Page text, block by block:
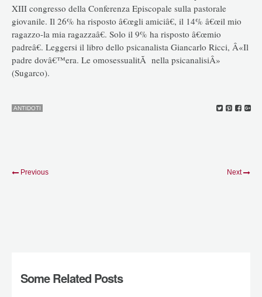
XIII congresso della Conferenza Episcopale sulla pastorale
giovanile. Il 26% ha risposto â€œgli amiciâ€, il 14% â€œil mio
ragazzo-la mia ragazzaâ€. Solo il 9% ha risposto â€œmio
padreâ€. Leggersi il libro dello psicanalista Giancarlo Ricci, Â«Il
padre dovâ€™era. Le omosessualitÃ nella psicanalisiÂ»
(Sugarco).
ANTIDOTI
Previous Next
Some Related Posts